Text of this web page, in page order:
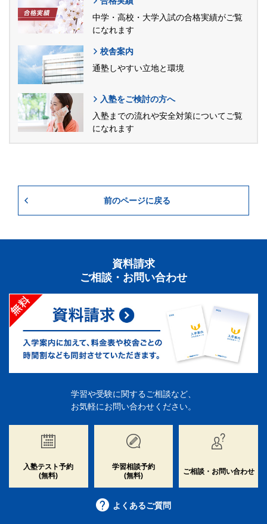
中学・高校・大学入試の合格実績がご覧
になれます
校舎案内
通塾しやすい立地と環境
入塾をご検討の方へ
入塾までの流れや安全対策についてご覧
になれます
前のページに戻る
資料請求
ご相談・お問い合わせ
学習や受験に関するご相談など、
お気軽にお問い合わせください。
入塾テスト予約
(無料)
学習相談予約
(無料)
ご相談・お問い合わせ
よくあるご質問